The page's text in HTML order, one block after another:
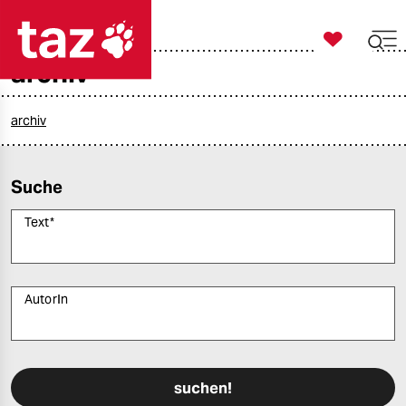
politik
gesellschaft
sport

taz zahl ich
archiv
archiv
Suche
Text*
AutorIn